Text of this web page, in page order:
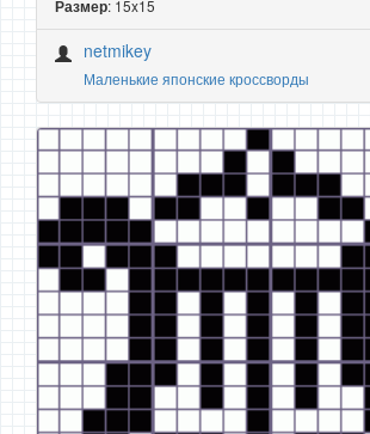
Размер: 15x15
netmikey
Маленькие японские кроссворды